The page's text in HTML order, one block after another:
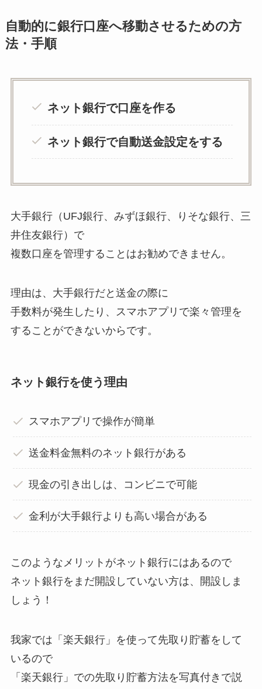
自動的に銀行口座へ移動させるための方
法・手順
ネット銀行で口座を作る
ネット銀行で自動送金設定をする
大手銀行（UFJ銀行、みずほ銀行、りそな銀行、三
井住友銀行）で
複数口座を管理することはお勧めできません。
理由は、大手銀行だと送金の際に
手数料が発生したり、スマホアプリで楽々管理を
することができないからです。
ネット銀行を使う理由
スマホアプリで操作が簡単
送金料金無料のネット銀行がある
現金の引き出しは、コンビニで可能
金利が大手銀行よりも高い場合がある
このようなメリットがネット銀行にはあるので
ネット銀行をまだ開設していない方は、開設しま
しょう！
我家では「楽天銀行」を使って先取り貯蓄をして
いるので
「楽天銀行」での先取り貯蓄方法を写真付きで説